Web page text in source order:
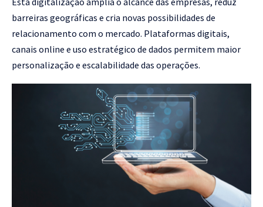
barreiras geográficas e cria novas possibilidades de
relacionamento com o mercado. Plataformas digitais,
canais online e uso estratégico de dados permitem maior
personalização e escalabilidade das operações.